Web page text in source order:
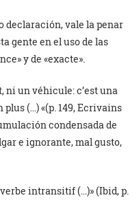
declaración, vale la penar
gente en el uso de las
y de «exacte».
ni un véhicule: c’est una
plus (…) «(p. 149, Ecrivains
condensada de
e ignorante, mal gusto,
intransitif (…)» (Ibid, p.